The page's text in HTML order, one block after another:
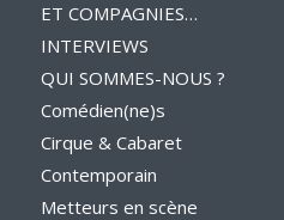
ET COMPAGNIES…
INTERVIEWS
QUI SOMMES-NOUS ?
Comédien(ne)s
Cirque & Cabaret
Contemporain
Metteurs en scène